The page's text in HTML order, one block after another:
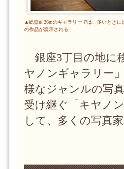
▲総壁面26mのギャラリーでは、多いときに
の作品が展示される
銀座3丁目の地に
ヤノンギャラリー
様なジャンルの写
受け継ぐ「キヤノ
して、多くの写真